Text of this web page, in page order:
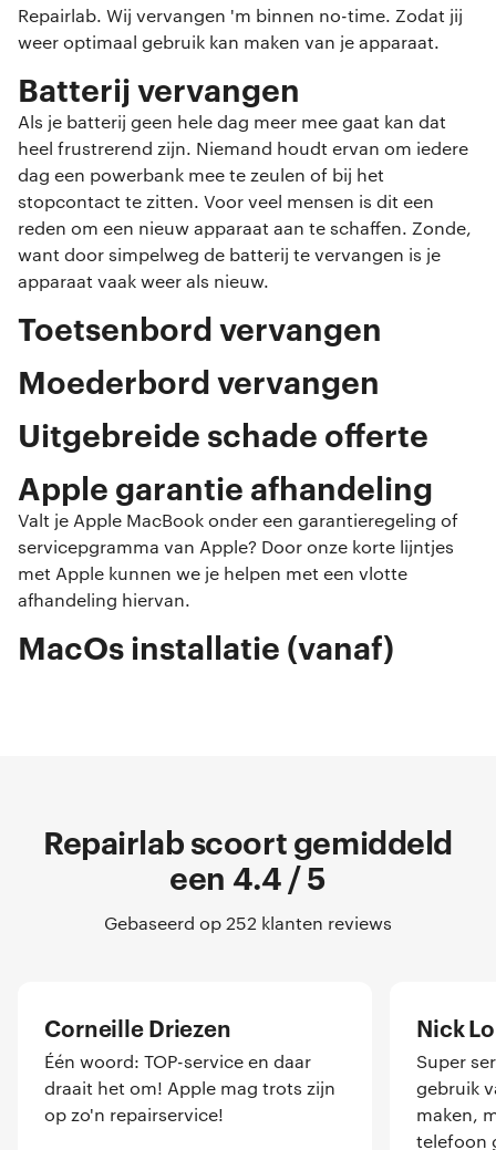
Repairlab. Wij vervangen 'm binnen no-time. Zodat jij
weer optimaal gebruik kan maken van je apparaat.
Batterij vervangen
Als je batterij geen hele dag meer mee gaat kan dat
heel frustrerend zijn. Niemand houdt ervan om iedere
dag een powerbank mee te zeulen of bij het
stopcontact te zitten. Voor veel mensen is dit een
reden om een nieuw apparaat aan te schaffen. Zonde,
want door simpelweg de batterij te vervangen is je
apparaat vaak weer als nieuw.
Toetsenbord vervangen
Moederbord vervangen
Uitgebreide schade offerte
Apple garantie afhandeling
Valt je Apple MacBook onder een garantieregeling of
servicepgramma van Apple? Door onze korte lijntjes
met Apple kunnen we je helpen met een vlotte
afhandeling hiervan.
MacOs installatie (vanaf)
Repairlab scoort gemiddeld
een 4.4 / 5
Gebaseerd op 252 klanten reviews
Corneille Driezen
Één woord: TOP-service en daar
draait het om! Apple mag trots zijn
op zo'n repairservice!
Nick
Super
gebruik
maken,
telefoon